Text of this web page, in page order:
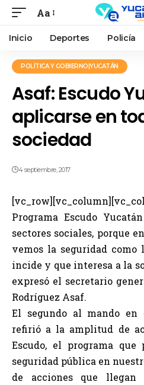
Aa
Inicio Deportes Policía
POLÍTICA Y GOBIERNO|YUCATÁN
Asaf: Escudo
aplicarse en
sociedad
4 septiembre, 2017
Programa Escudo
sectores sociales, porque
vemos la seguridad como
incide y que interesa a la
expresó el secretario
Rodríguez Asaf.
El segundo al mando en
refirió a la amplitud de
Escudo, el programa
seguridad pública en
de acciones que llegan